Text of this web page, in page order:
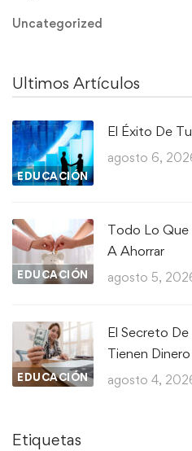
Uncategorized
Ultimos Artículos
EDUCACIÓN
El Éxito De
agosto 6,
EDUCACIÓN
Todo Lo Que
A Ahorrar
agosto 5,
EDUCACIÓN
El Secreto
Tienen
agosto 4,
Etiquetas